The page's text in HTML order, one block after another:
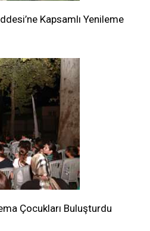
Kapsamlı Yenileme
Çocukları Buluşturdu